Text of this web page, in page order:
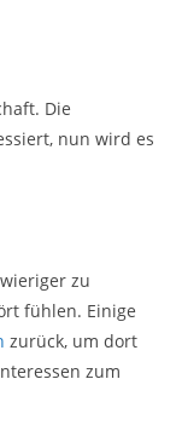
Die
nun wird es
zu
fühlen. Einige
zurück, um dort
zum